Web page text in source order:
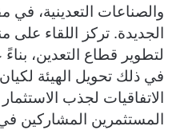
والصناعات التعدينية، في
الجديدة. تركز اللقاء على
لتطوير قطاع التعدين،
في ذلك تحويل الهيئة
الاتفاقيات لجذب
المستثمرين المشاركين